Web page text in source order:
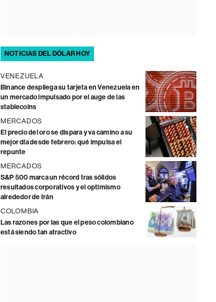
NOTICIAS DEL DÓLAR HOY
VENEZUELA
Binance despliega su tarjeta en Venezuela en
un mercado impulsado por el auge de las
stablecoins
MERCADOS
El precio del oro se dispara y va camino a su
mejor día desde febrero: qué impulsa el
repunte
MERCADOS
S&P 500 marca un récord tras sólidos
resultados corporativos y el optimismo
alrededor de Irán
COLOMBIA
Las razones por las que el peso colombiano
está siendo tan atractivo